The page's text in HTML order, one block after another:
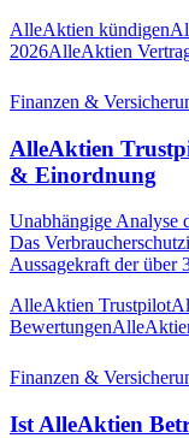
AlleAktien kündigen
2026AlleAktien
Finanzen &
AlleAktien
& Einordnung
Unabhängige Analyse
Das
Aussagekraft der über
AlleAktien Trustpilot
Bewertungen
Finanzen &
Ist AlleAktien